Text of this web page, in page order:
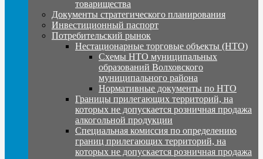
товарищества
Документы стратегического планирования
Инвестиционный паспорт
Потребительский рынок
Нестационарные торговые объекты (НТО)
Схемы НТО муниципальных
образований Волховского
муниципального района
Нормативные документы по НТО
Границы прилегающих территорий, на
которых не допускается розничная продажа
алкогольной продукции
Специальная комиссия по определению
границ прилегающих территорий, на
которых не допускается розничная продажа